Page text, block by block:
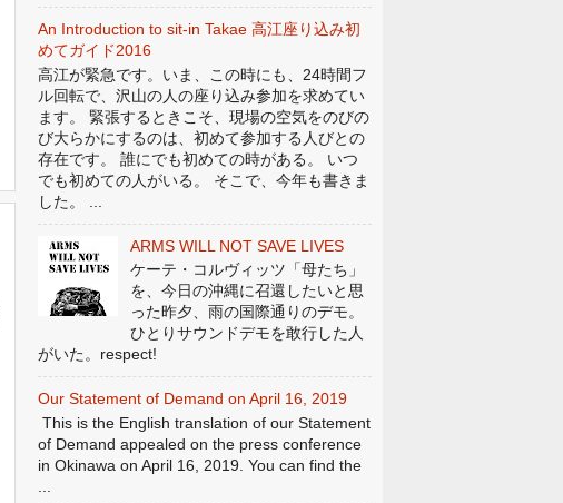
An Introduction to sit-in Takae 高江座り込み初
めてガイド2016
高江が緊急です。いま、この時にも、24時間フ
ル回転で、沢山の人の座り込み参加を求めてい
ます。 緊張するときこそ、現場の空気をのびの
び大らかにするのは、初めて参加する人びとの
存在です。 誰にでも初めての時がある。 いつ
でも初めての人がいる。 そこで、今年も書きま
した。 ...
ARMS WILL NOT SAVE LIVES
ケーテ・コルヴィッツ「母たち」
を、今日の沖縄に召還したいと思
った昨夕、雨の国際通りのデモ。
ひとりサウンドデモを敢行した人
がいた。respect!
Our Statement of Demand on April 16, 2019
This is the English translation of our Statement
of Demand appealed on the press conference
in Okinawa on April 16, 2019. You can find the